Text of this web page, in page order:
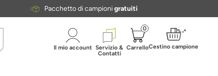
Pacchetto di campionigratuiti
Il mio account Servizio &
Contatti
0
CarrelloCestino campione